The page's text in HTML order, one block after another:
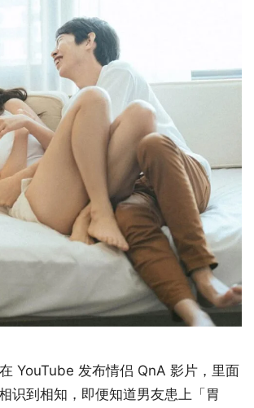
YouTube 发布情侣 QnA 影片，里面
识到相知，即便知道男友患上「胃